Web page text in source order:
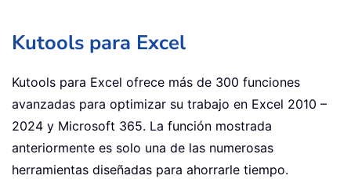
Kutools para Excel
Kutools para Excel ofrece más de 300 funciones
avanzadas para optimizar su trabajo en Excel 2010 –
2024 y Microsoft 365. La función mostrada
anteriormente es solo una de las numerosas
herramientas diseñadas para ahorrarle tiempo.